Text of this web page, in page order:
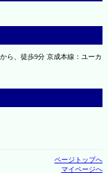
ら、徒歩9分 京成本線：ユーカ
ページトップへ
マイページへ